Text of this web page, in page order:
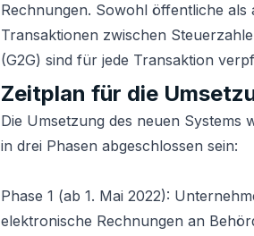
Rechnungen. Sowohl öffentliche
Transaktionen zwischen
(G2G) sind für jede Transaktion
Zeitplan für die
Die Umsetzung des neuen Systems
in drei Phasen abgeschlossen sein:
Phase 1 (ab 1. Mai 2022):
elektronische Rechnungen an